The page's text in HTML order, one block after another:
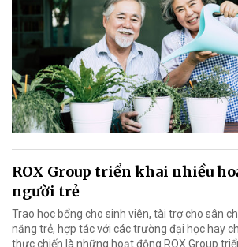
ROX Group triển khai nhiều
người trẻ
Trao học bổng cho sinh viên, tài trợ cho sân
năng trẻ, hợp tác với các trường đại học hay
thực chiến là những hoạt động ROX Group